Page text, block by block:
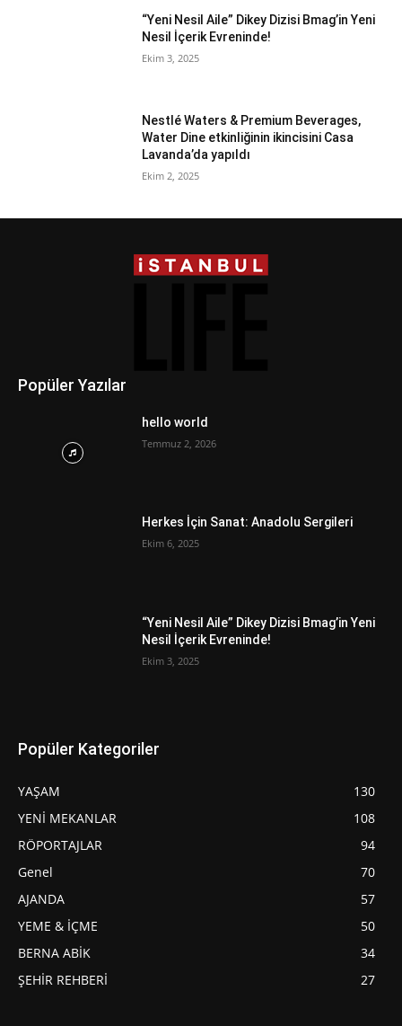
“Yeni Nesil Aile” Dikey Dizisi Bmag’in Yeni
Nesil İçerik Evreninde!
Ekim 3, 2025
Nestlé Waters & Premium Beverages,
Water Dine etkinliğinin ikincisini Casa
Lavanda’da yapıldı
Ekim 2, 2025
Popüler Yazılar
hello world
Temmuz 2, 2026
Herkes İçin Sanat: Anadolu Sergileri
Ekim 6, 2025
“Yeni Nesil Aile” Dikey Dizisi Bmag’in Yeni
Nesil İçerik Evreninde!
Ekim 3, 2025
Popüler Kategoriler
YAŞAM
130
YENİ MEKANLAR
108
RÖPORTAJLAR
94
Genel
70
AJANDA
57
YEME & İÇME
50
BERNA ABİK
34
ŞEHİR REHBERİ
27